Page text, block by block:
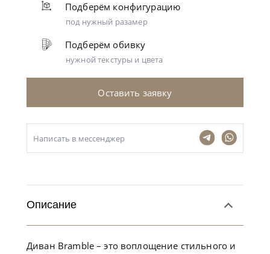
Подберём конфигурацию
под нужный разамер
Подберём обивку
нужной текстуры и цвета
Оставить заявку
Написать в мессенджер
Описание
Диван Bramble – это воплощение стильного и